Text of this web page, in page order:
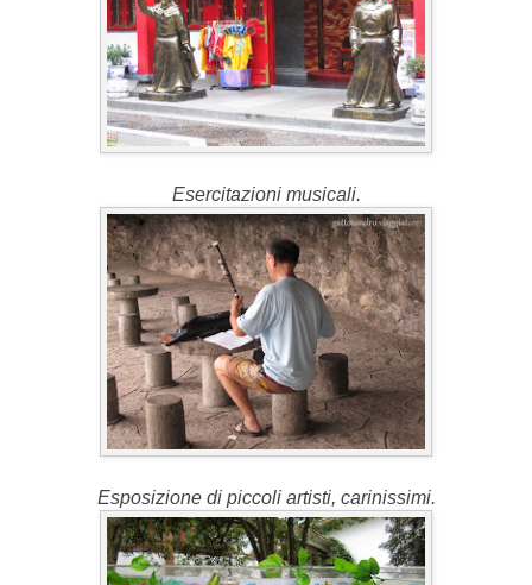
Esercitazioni musicali.
Esposizione di piccoli artisti, carinissimi.